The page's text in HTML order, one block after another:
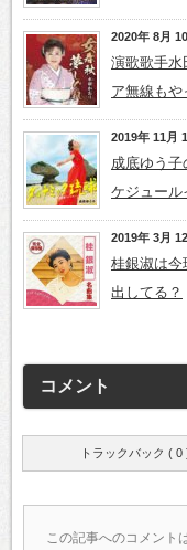
2020年 8月
演歌歌手水
ア無線もや
2019年 11月
成底ゆう
ケジュール
2019年 3月
桂銀淑は今
出してる？
コメント
トラックバック ( 0
この記事へのコメント